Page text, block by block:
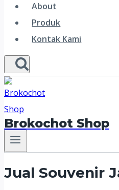
About
Produk
Kontak Kami
Brokochot Shop
Jual Souvenir